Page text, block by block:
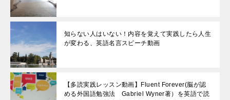
知らない人はいない！内容を覚えて実践したら人生
が変わる、英語名言スピーチ動画
【多読実践レッスン動画】Fluent Forever(脳が認
める外国語勉強法 Gabriel Wyner著）を英語で読